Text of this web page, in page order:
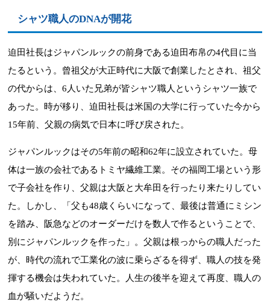
シャツ職人のDNAが開花
迫田社長はジャパンルックの前身である迫田布帛の4代目に当
たるという。曾祖父が大正時代に大阪で創業したとされ、祖父
の代からは、6人いた兄弟が皆シャツ職人というシャツ一族で
あった。時が移り、迫田社長は米国の大学に行っていた今から
15年前、父親の病気で日本に呼び戻された。
ジャパンルックはその5年前の昭和62年に設立されていた。母
体は一族の会社であるトミヤ繊維工業。その福岡工場という形
で子会社を作り、父親は大阪と大牟田を行ったり来たりしてい
た。しかし、「父も48歳くらいになって、最後は普通にミシン
を踏み、阪急などのオーダーだけを数人で作るということで、
別にジャパンルックを作った」。父親は根っからの職人だった
が、時代の流れで工業化の波に乗らざるを得ず、職人の技を発
揮する機会は失われていた。人生の後半を迎えて再度、職人の
血が騒いだようだ。